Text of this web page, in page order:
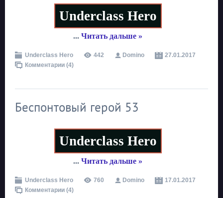
Underclass Hero
... Читать дальше »
Underclass Hero 442 Domino
27.01.2017
Комментарии (4)
Беспонтовый герой 53
Underclass Hero
... Читать дальше »
Underclass Hero 760 Domino
17.01.2017
Комментарии (4)